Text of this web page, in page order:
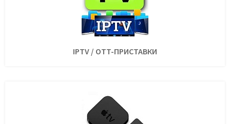
IPTV / OTT-ПРИСТАВКИ